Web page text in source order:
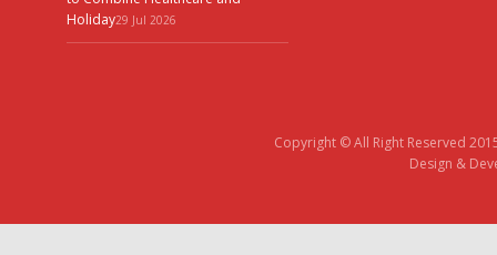
Holiday29 Jul 2026
Copyright © All Right Reserved
Design &